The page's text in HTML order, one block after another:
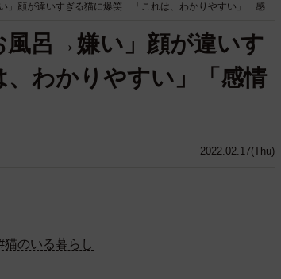
」顔が違いすぎる猫に爆笑 「これは、わかりやすい」「感
2022.02.17(Thu)
風呂→嫌い」顔が違いす
わかりやすい」「感情
猫のいる暮らし